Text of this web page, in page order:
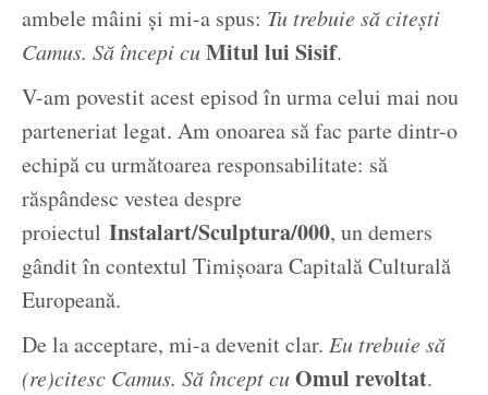
ambele mâini și mi-a spus: Tu trebuie să citești
Camus. Să începi cuMitul lui Sisif.
V-am povestit acest episod în urma celui mai nou
parteneriat legat. Am onoarea să fac parte dintr-o
echipă cu următoarea responsabilitate: să
răspândesc vestea despre
proiectul Instalart/Sculptura/000, un demers
gândit în contextul Timișoara Capitală Culturală
Europeană.
De la acceptare, mi-a devenit clar. Eu trebuie să
(re)citesc Camus. Să încept cuOmul revoltat.